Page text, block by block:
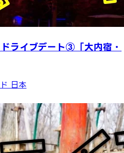
ライブデート③「大内宿・
日本